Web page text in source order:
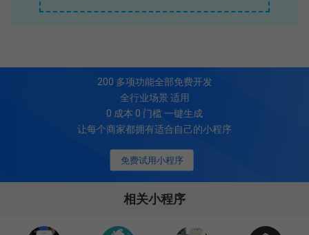
免费试用小程序
200 多项功能全部免费开发
全行业场景 适用
0 成本 0 门槛 一键生成
让每个商家都拥有适合自己的小程序
相关小程序